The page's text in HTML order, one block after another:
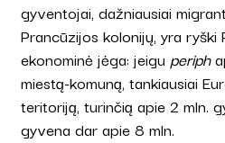
gyventojai, dažniausiai
Prancūzijos kolonijų, yra ryški
ekonominė jėga: jeigu periph
miestą-komuną, tankiausiai
teritoriją, turinčią apie 2 mln.
gyvena dar apie 8 mln.